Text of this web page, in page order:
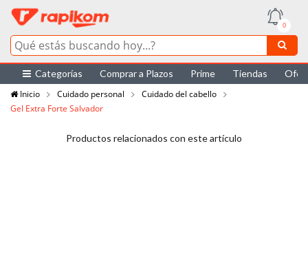
0
Categorías Comprar a Plazos Prime Tiendas
Inicio
Cuidado personal
Cuidado del cabello
Gel Extra Forte Salvador
Productos relacionados con este artículo